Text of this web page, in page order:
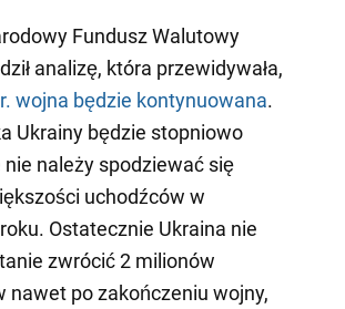
Fundusz Walutowy
analizę, która przewidywała,
wojna będzie kontynuowana.
Ukrainy będzie stopniowo
nie należy spodziewać się
uchodźców w
Ostatecznie Ukraina nie
zwrócić 2 milionów
nawet po zakończeniu wojny,